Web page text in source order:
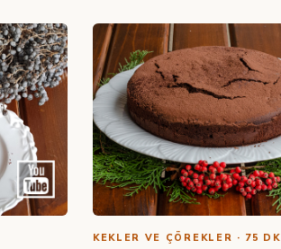
KEKLER VE ÇÖREKLER · 75 DK